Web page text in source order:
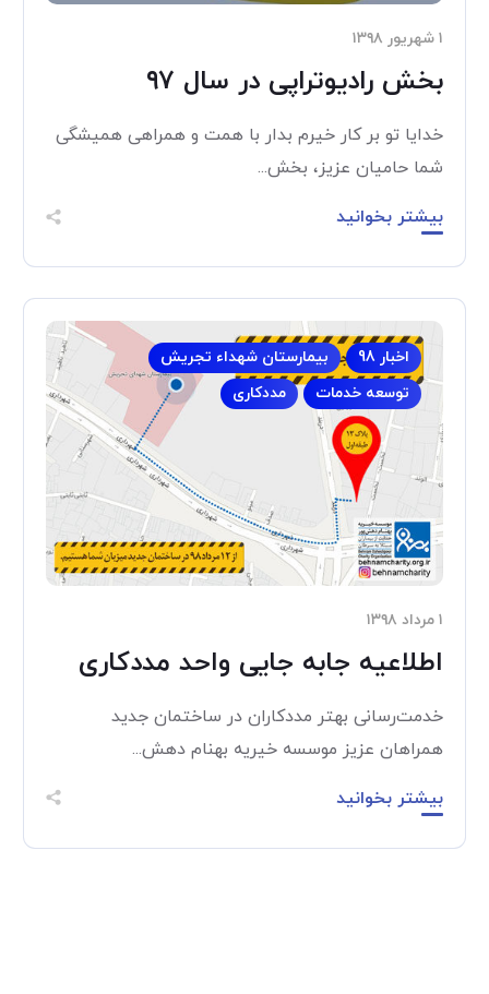
۱ شهریور ۱۳۹۸
بخش رادیوتراپی در سال ۹۷
خدایا تو بر کار خیرم بدار با همت و همراهی همیشگی
شما حامیان عزیز، بخش...
بیشتر بخوانید
اخبار 98
بیمارستان شهداء تجریش
توسعه خدمات
مددکاری
۱ مرداد ۱۳۹۸
اطلاعیه جابه جایی واحد مددکاری
خدمت‌رسانی بهتر مددکاران در ساختمان جدید
همراهان عزیز موسسه خیریه بهنام دهش...
بیشتر بخوانید